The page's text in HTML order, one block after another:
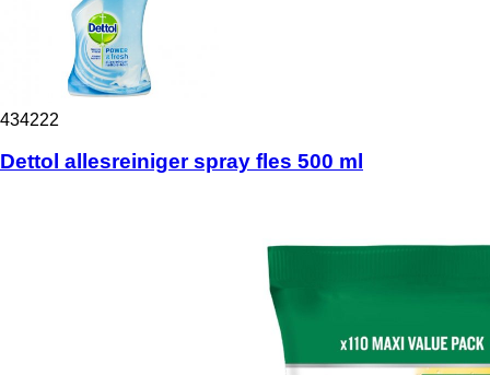
434222
Dettol allesreiniger spray fles 500 ml